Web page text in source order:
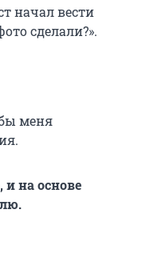
начал вести
сделали?».
меня
на основе